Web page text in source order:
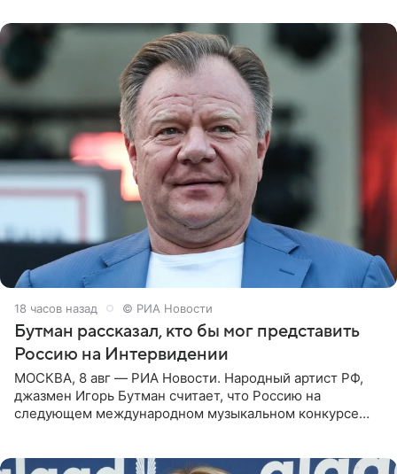
18 часов назад © РИА Новости
Бутман рассказал, кто бы мог представить
Россию на Интервидении
МОСКВА, 8 авг — РИА Новости. Народный артист РФ,
джазмен Игорь Бутман считает, что Россию на
следующем международном музыкальном конкурсе